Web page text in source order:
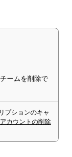
ームを削除で
プションのキャ
カウントの削除